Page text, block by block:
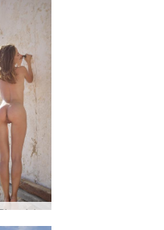
Natalia Bir çıplak fantezi #11